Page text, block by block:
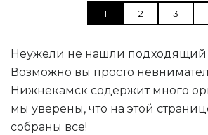
1 2 3
Неужели не нашли подходящий
Возможно вы просто
Нижнекамск содержит много
мы уверены, что на этой
собраны все!